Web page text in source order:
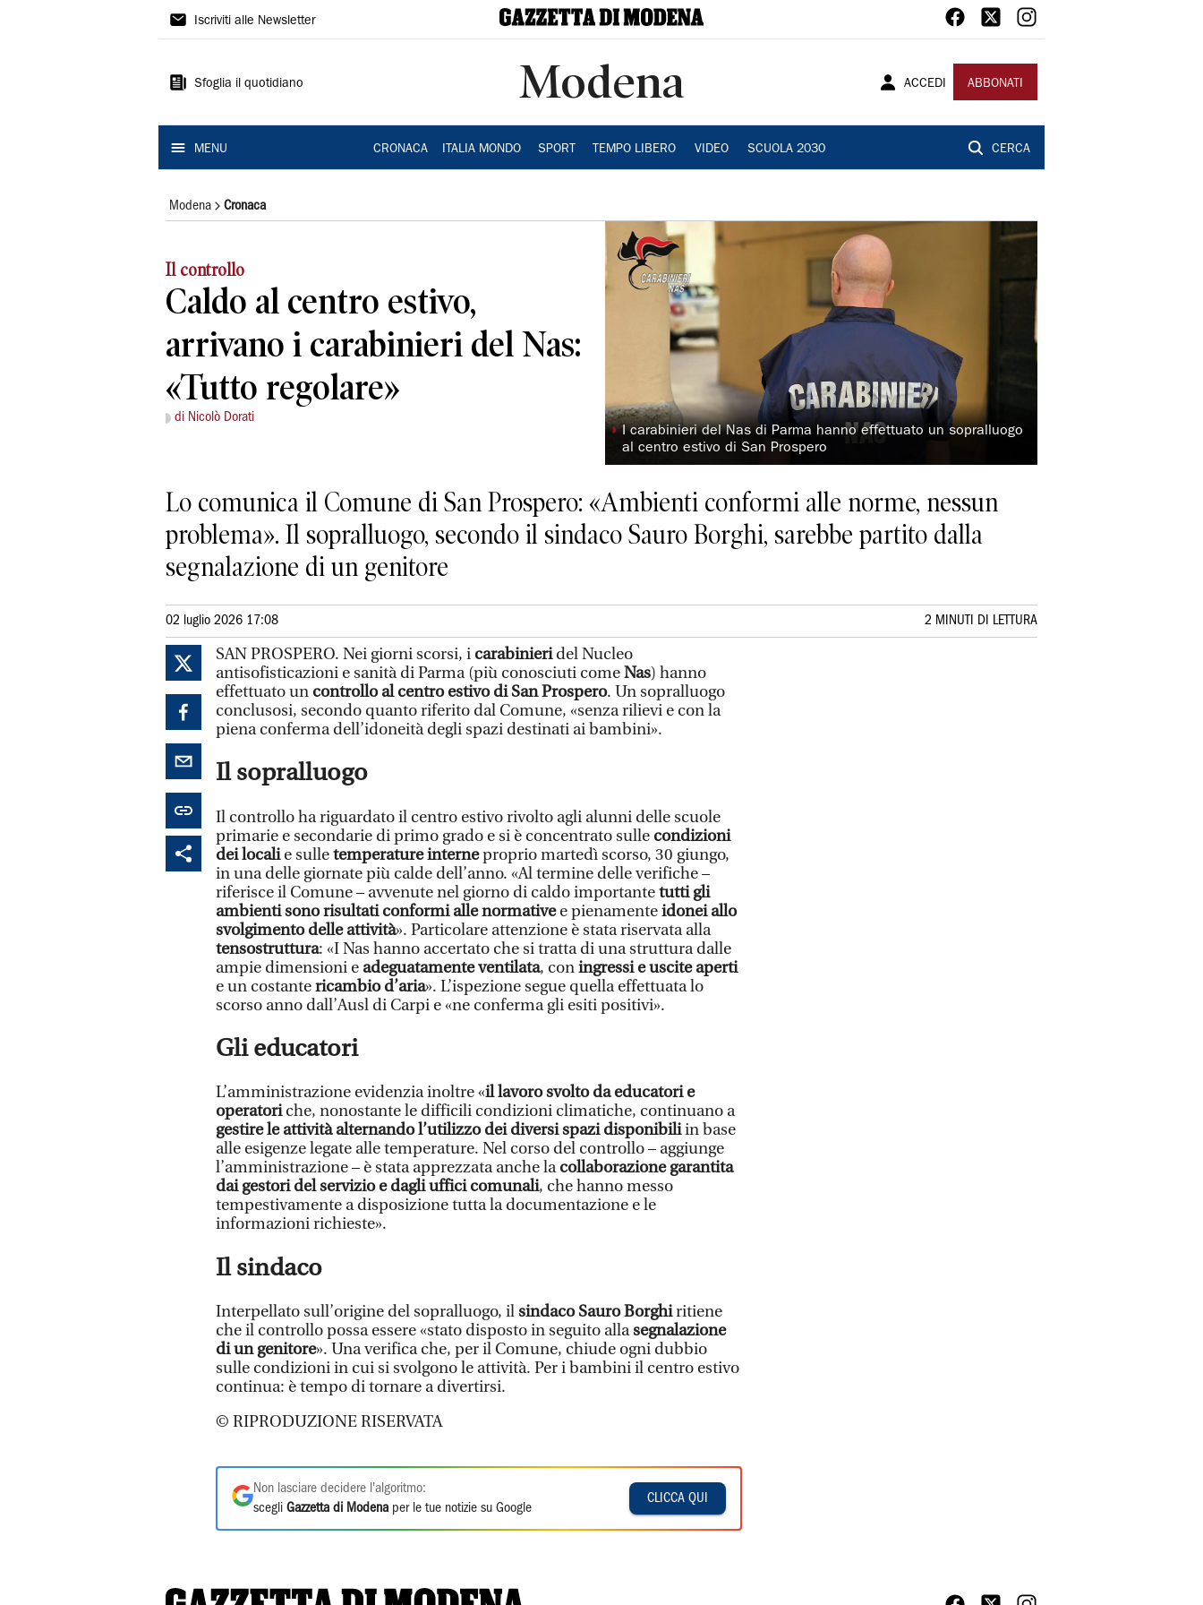
Gazzetta
Modena
Iscriviti alle Newsletter
Sfoglia il quotidiano Modena ACCEDI ABBONATI
MENU CRONACA ITALIA MONDO SPORT TEMPO LIBERO VIDEO SCUOLA 2030 CERCA
Modena Cronaca
Il controllo
Caldo al centro estivo,
arrivano i carabinieri del Nas:
«Tutto regolare»
di Nicolò Dorati
◗I carabinieri del Nas di Parma hanno effettuato un sopralluogo
al centro estivo di San Prospero
Lo comunica il Comune di San Prospero: «Ambienti conformi alle norme, nessun
problema». Il sopralluogo, secondo il sindaco Sauro Borghi, sarebbe partito dalla
segnalazione di un genitore
02 luglio 2026 17:08 2 MINUTI DI LETTURA
SAN PROSPERO. Nei giorni scorsi, i carabinieridel Nucleo
antisofisticazioni e sanità di Parma (più conosciuti comeNas) hanno
effettuato un controllo al centro estivo di San Prospero. Un sopralluogo
conclusosi, secondo quanto riferito dal Comune, «senza rilievi e con la
piena conferma dell’idoneità degli spazi destinati ai bambini».
Il sopralluogo
Il controllo ha riguardato il centro estivo rivolto agli alunni delle scuole
primarie e secondarie di primo grado e si è concentrato sulle condizioni
dei localie sulletemperature interneproprio martedì scorso, 30 giungo,
in una delle giornate più calde dell’anno. «Al termine delle verifiche –
riferisce il Comune – avvenute nel giorno di caldo importantetutti gli
ambienti sono risultati conformi alle normativee pienamenteidonei allo
svolgimento delle attività». Particolare attenzione è stata riservata alla
tensostruttura: «I Nas hanno accertato che si tratta di una struttura dalle
ampie dimensioni e adeguatamente ventilata, coningressi e uscite aperti
e un costantericambio d’aria». L’ispezione segue quella effettuata lo
scorso anno dall’Ausl di Carpi e «ne conferma gli esiti positivi».
Gli educatori
L’amministrazione evidenzia inoltre «il lavoro svolto da educatori e
operatoriche, nonostante le difficili condizioni climatiche, continuano a
gestire le attività alternando l’utilizzo dei diversi spazi disponibiliin base
alle esigenze legate alle temperature. Nel corso del controllo – aggiunge
l’amministrazione – è stata apprezzata anche lacollaborazione garantita
dai gestori del servizio e dagli uffici comunali, che hanno messo
tempestivamente a disposizione tutta la documentazione e le
informazioni richieste».
Il sindaco
Interpellato sull’origine del sopralluogo, ilsindaco Sauro Borghiritiene
che il controllo possa essere «stato disposto in seguito allasegnalazione
di un genitore». Una verifica che, per il Comune, chiude ogni dubbio
sulle condizioni in cui si svolgono le attività. Per i bambini il centro estivo
continua: è tempo di tornare a divertirsi.
© RIPRODUZIONE RISERVATA
Non lasciare decidere l'algoritmo:
scegli Gazzetta di Modena per le tue notizie su Google
CLICCA QUI